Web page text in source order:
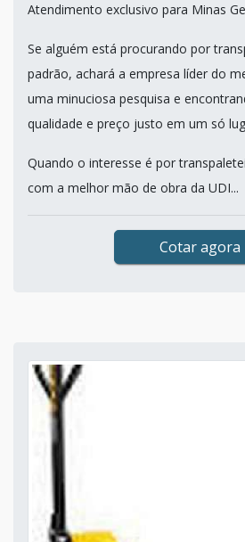
Atendimento exclusivo para Minas
Se alguém está procurando por
padrão, achará a empresa líder do
uma minuciosa pesquisa e
qualidade e preço justo em um só
Quando o interesse é por
com a melhor mão de obra da UDI...
Cotar agora